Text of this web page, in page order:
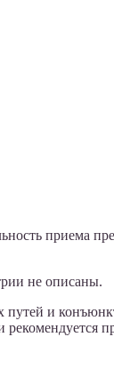
приема
не описаны.
и